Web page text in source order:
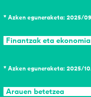
* Azken eguneraketa: 2025/
Finantzak eta ekonomia
* Azken eguneraketa: 2025/
Arauen betetzea